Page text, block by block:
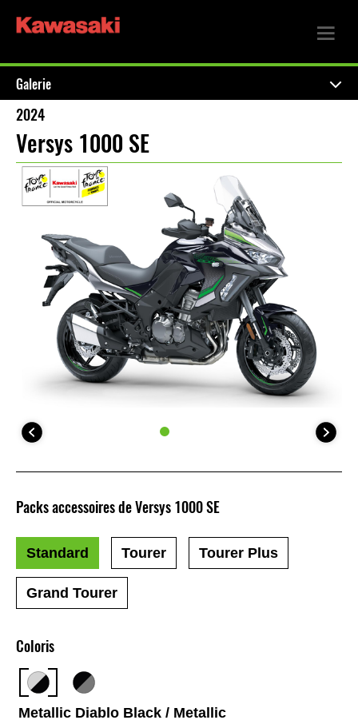
Galerie
2024
Versys 1000 SE
Coloris
Metallic Diablo Black / Metallic
Packs accessoires de Versys 1000 SE
Standard Tourer Tourer Plus
Grand Tourer